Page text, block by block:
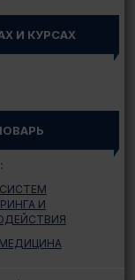
И КУРСАХ
И